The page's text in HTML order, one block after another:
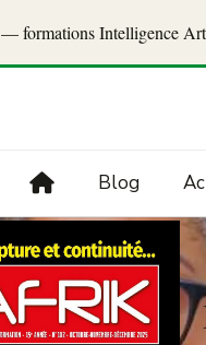
— formations Intelligence
Blog